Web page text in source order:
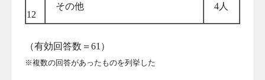
12
その他 4人
（有効回答数＝61）
※複数の回答があったものを列挙した